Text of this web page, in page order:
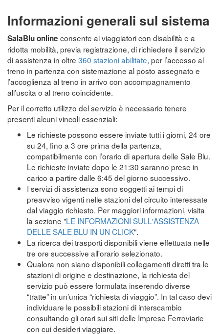
Informazioni generali sul sistema
SalaBlu online consente ai viaggiatori con disabilità e a
ridotta mobilità, previa registrazione, di richiedere il servizio
di assistenza in oltre 360 stazioni abilitate, per l’accesso al
treno in partenza con sistemazione al posto assegnato e
l’accoglienza al treno in arrivo con accompagnamento
all’uscita o al treno coincidente.
Per il corretto utilizzo del servizio è necessario tenere
presenti alcuni vincoli essenziali:
Le richieste possono essere inviate tutti i giorni, 24 ore
su 24, fino a 3 ore prima della partenza,
compatibilmente con l’orario di apertura delle Sale Blu.
Le richieste inviate dopo le 21:30 saranno prese in
carico a partire dalle 6:45 del giorno successivo.
I servizi di assistenza sono soggetti ai tempi di
preavviso vigenti nelle stazioni del circuito interessate
dal viaggio richiesto. Per maggiori informazioni, visita
la sezione "LE INFORMAZIONI SULL'ASSISTENZA
DELLE SALE BLU IN UN CLICK".
La ricerca dei trasporti disponibili viene effettuata nelle
tre ore successive all'orario selezionato.
Qualora non siano disponibili collegamenti diretti tra le
stazioni di origine e destinazione, la richiesta del
servizio può essere formulata inserendo diverse
“tratte” in un’unica “richiesta di viaggio”. In tal caso devi
individuare le possibili stazioni di interscambio
consultando gli orari sui siti delle Imprese Ferroviarie
con cui desideri viaggiare.